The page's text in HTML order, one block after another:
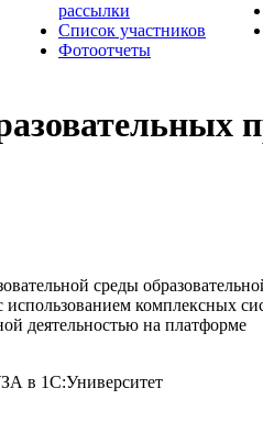
рассылки
Список участников
Фотоотчеты
среды
комплексных
деятельностью на платформе
в 1С:Университет